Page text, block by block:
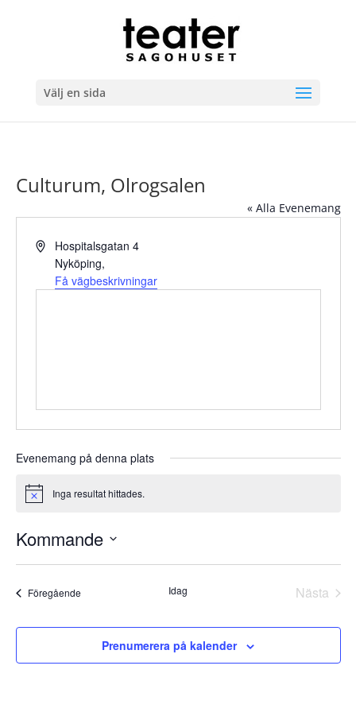
Välj en sida
Culturum, Olrogsalen
« Alla Evenemang
AdressHospitalsgatan 4
Nyköping,
Få vägbeskrivningar
Evenemang på denna plats
Notis Inga resultat hittades.
Kommande
FöregåendeEvenemang Idag
Nästa
Prenumerera på kalender